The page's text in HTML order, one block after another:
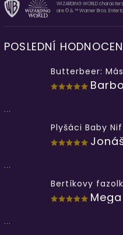
WIZARDING WORLD
are © & ™ Warner Bros.
POSLEDNÍ
Butterbeer:
...
Plyšáci Baby
...
Bertíkovy
Mega
...